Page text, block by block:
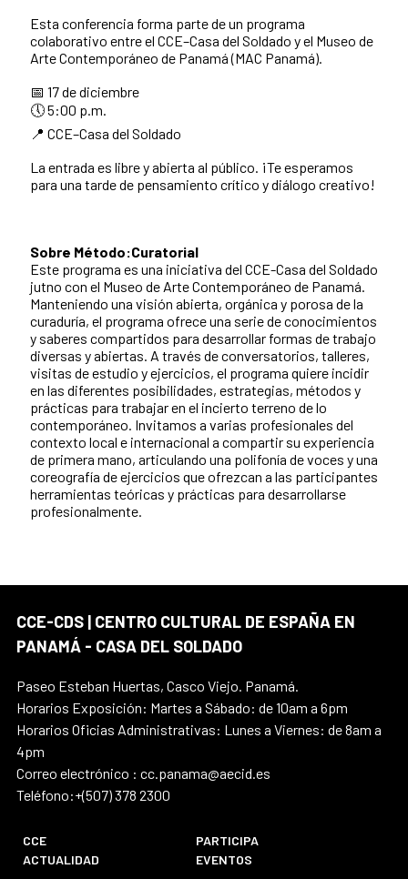
Esta conferencia forma parte de un programa
colaborativo entre el CCE–Casa del Soldado y el Museo de
Arte Contemporáneo de Panamá (MAC Panamá).
📅 17 de diciembre
🕔 5:00 p.m.
📍 CCE–Casa del Soldado
La entrada es libre y abierta al público. ¡Te esperamos
para una tarde de pensamiento crítico y diálogo creativo!
Sobre Método:Curatorial
Este programa es una iniciativa del CCE-Casa del Soldado
jutno con el Museo de Arte Contemporáneo de Panamá.
Manteniendo una visión abierta, orgánica y porosa de la
curaduría, el programa ofrece una serie de conocimientos
y saberes compartidos para desarrollar formas de trabajo
diversas y abiertas. A través de conversatorios, talleres,
visitas de estudio y ejercicios, el programa quiere incidir
en las diferentes posibilidades, estrategias, métodos y
prácticas para trabajar en el incierto terreno de lo
contemporáneo. Invitamos a varias profesionales del
contexto local e internacional a compartir su experiencia
de primera mano, articulando una polifonía de voces y una
coreografía de ejercicios que ofrezcan a las participantes
herramientas teóricas y prácticas para desarrollarse
profesionalmente.
CCE-CDS | CENTRO CULTURAL DE ESPAÑA EN
PANAMÁ - CASA DEL SOLDADO
Paseo Esteban Huertas, Casco Viejo. Panamá.
Horarios Exposición: Martes a Sábado: de 10am a 6pm
Horarios Oficias Administrativas: Lunes a Viernes: de 8am a
4pm
Correo electrónico : cc.panama@aecid.es
Teléfono:+(507) 378 2300
CCE
PARTICIPA
ACTUALIDAD
EVENTOS